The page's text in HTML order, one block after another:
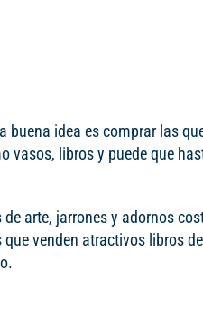
buena idea es comprar las
vasos, libros y puede que
de arte, jarrones y adornos
venden atractivos libros